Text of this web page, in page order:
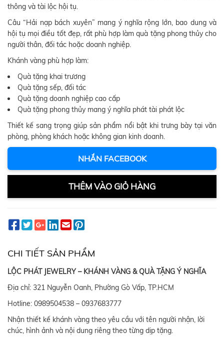
thông và tài lộc hội tụ.
Câu “Hải nạp bách xuyên” mang ý nghĩa rộng lớn, bao dung và
hội tụ mọi điều tốt đẹp, rất phù hợp làm quà tặng phong thủy cho
người thân, đối tác hoặc doanh nghiệp.
Khánh vàng phù hợp làm:
Quà tặng khai trương
Quà tặng sếp, đối tác
Quà tặng doanh nghiệp cao cấp
Quà tặng phong thủy mang ý nghĩa phát tài phát lộc
Thiết kế sang trọng giúp sản phẩm nổi bật khi trưng bày tại văn
phòng, phòng khách hoặc không gian kinh doanh.
NHẮN FACEBOOK
THÊM VÀO GIỎ HÀNG
CHI TIẾT SẢN PHẨM
LỘC PHÁT JEWELRY – KHÁNH VÀNG & QUÀ TẶNG Ý NGHĨA
Địa chỉ: 321 Nguyễn Oanh, Phường Gò Vấp, TP.HCM
Hotline: 0989504538 – 0937683777
Nhận thiết kế khánh vàng theo yêu cầu với tên người nhận, lời
chúc, hình ảnh và nội dung riêng theo từng dịp tặng.